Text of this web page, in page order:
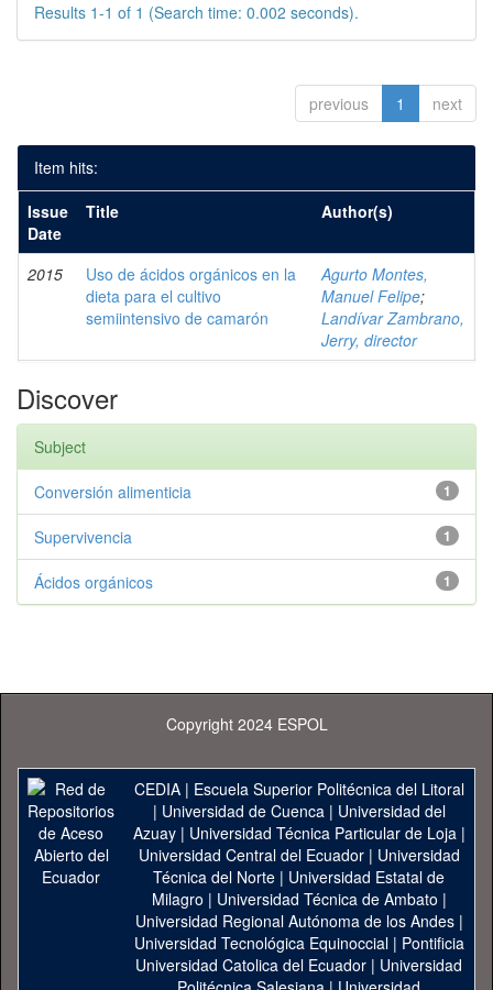
Results 1-1 of 1 (Search time: 0.002 seconds).
previous 1 next
Item hits:
Issue
Date
Title Author(s)
2015
Uso de ácidos orgánicos en la
dieta para el cultivo
semiintensivo de camarón
Agurto Montes,
Manuel Felipe;
Landívar Zambrano,
Jerry, director
Discover
Subject
1
Conversión alimenticia
1
Supervivencia
1
Ácidos orgánicos
Copyright 2024 ESPOL
CEDIA| Escuela Superior Politécnica del Litoral
| Universidad de Cuenca| Universidad del
Azuay| Universidad Técnica Particular de Loja|
Universidad Central del Ecuador| Universidad
Técnica del Norte | Universidad Estatal de
Milagro | Universidad Técnica de Ambato |
Universidad Regional Autónoma de los Andes|
Universidad Tecnológica Equinoccial| Pontificia
Universidad Catolica del Ecuador | Universidad